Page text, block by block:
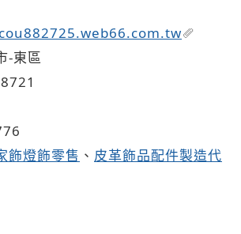
-東區
飾燈飾零售 、 皮革飾品配件製造代